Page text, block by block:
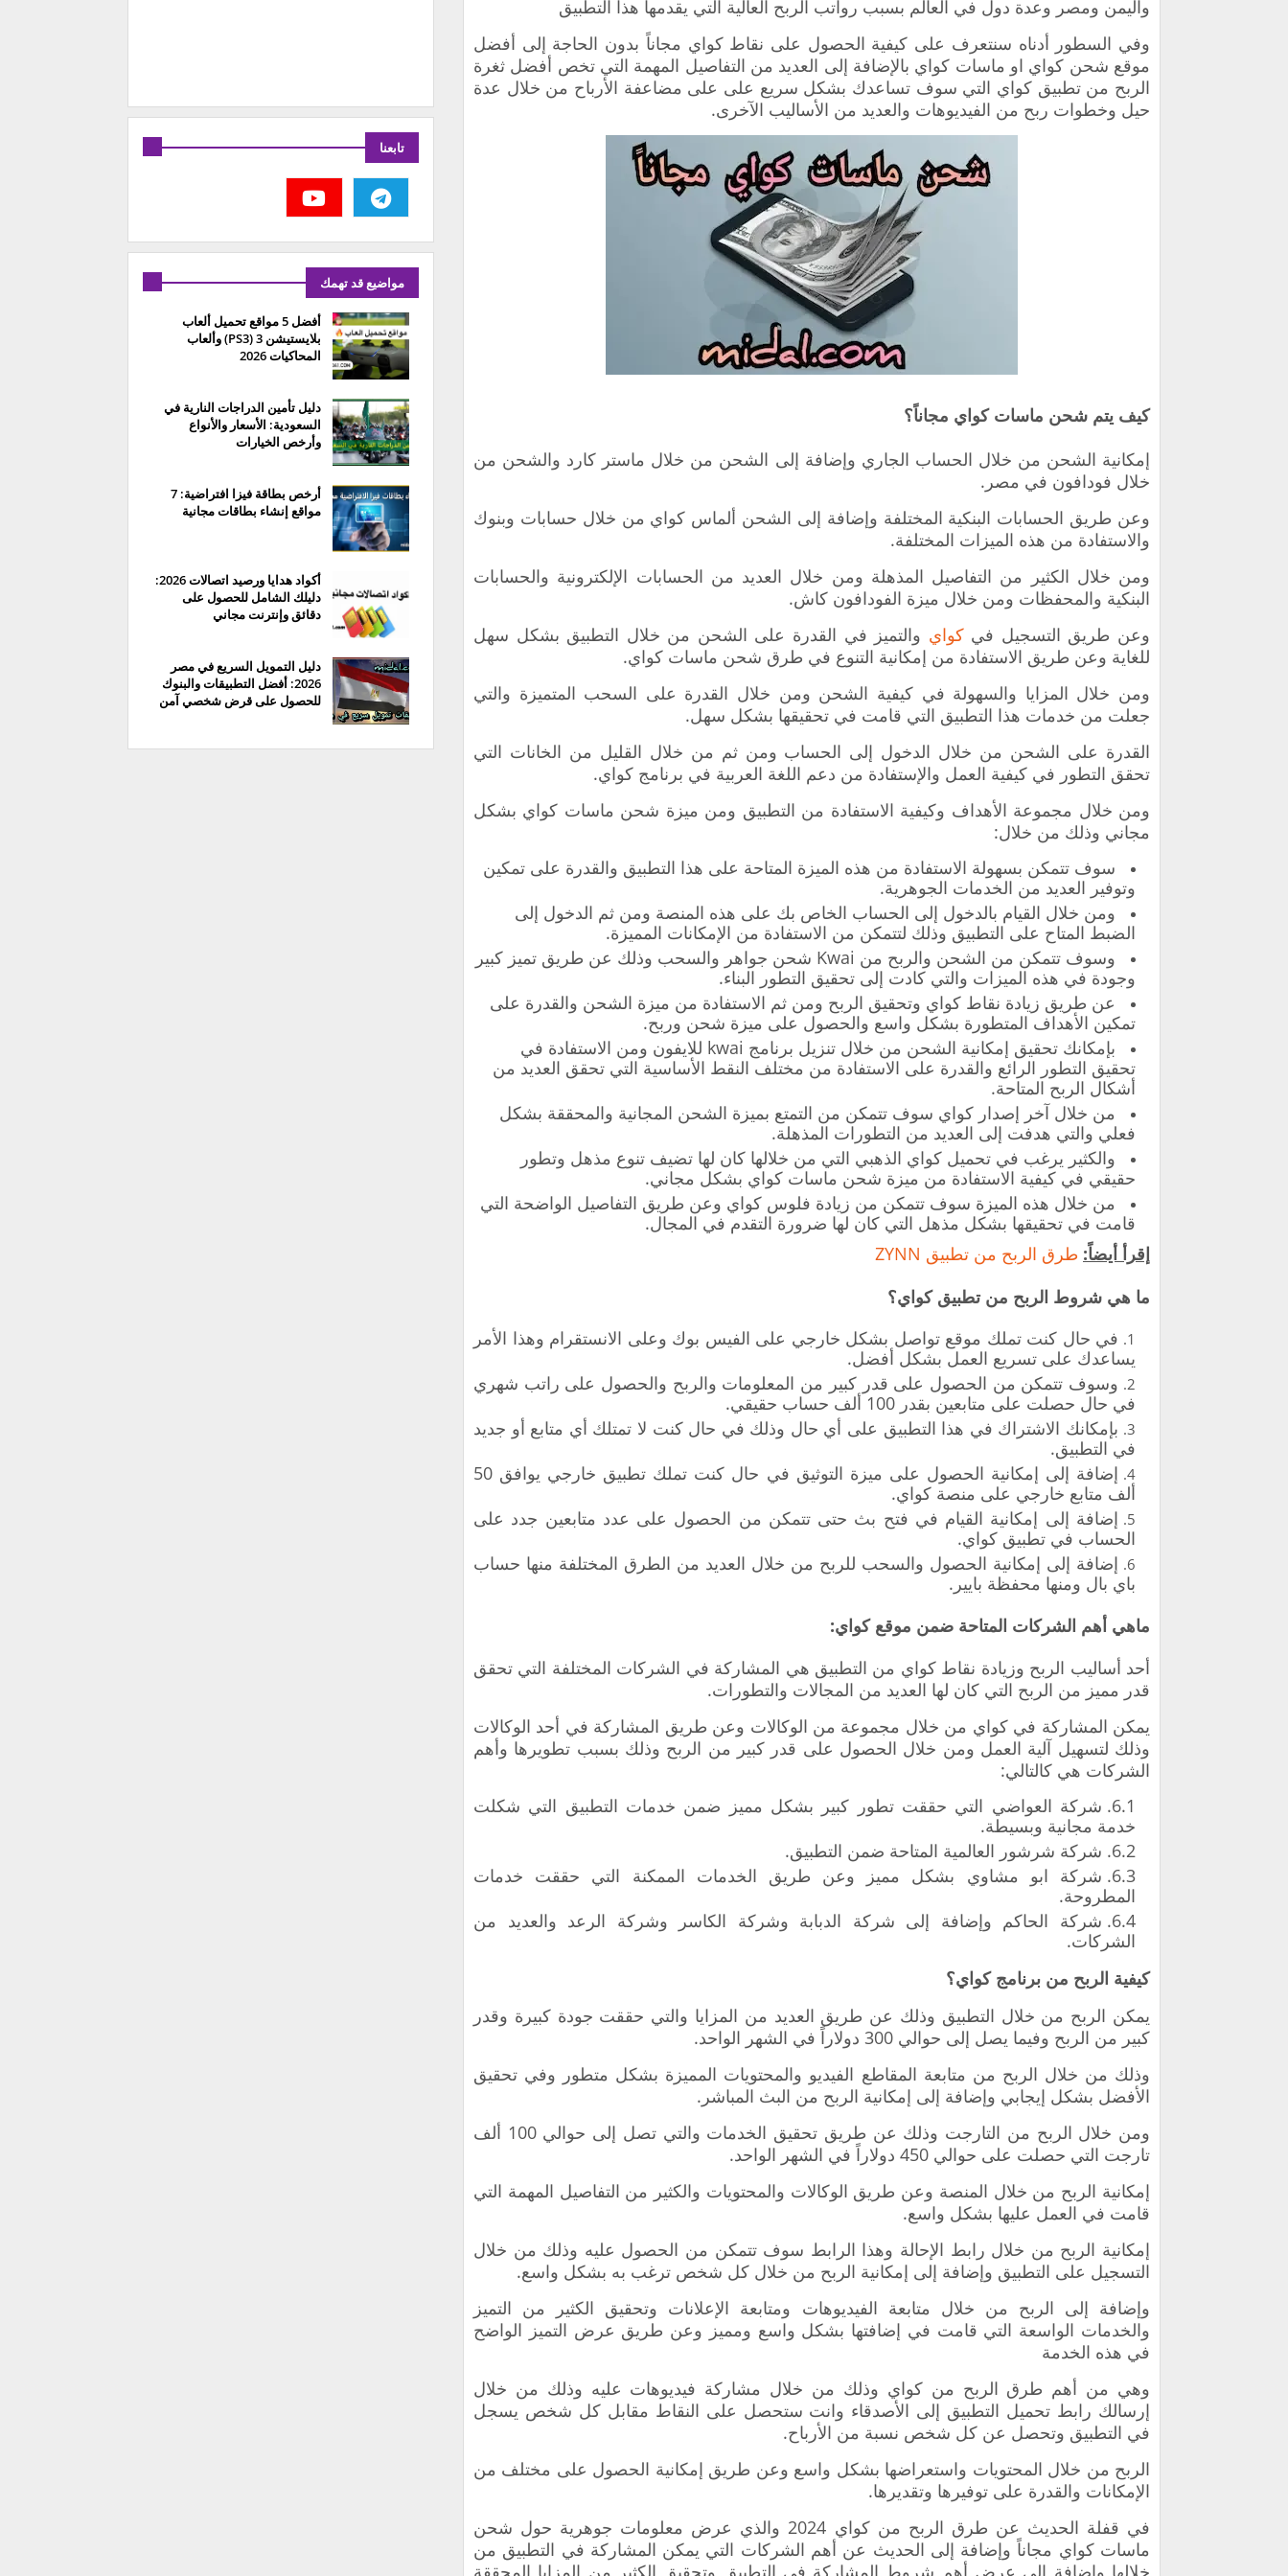
واليمن ومصر وعدة دول في العالم بسبب رواتب الربح العالية التي يقدمها هذا التطبيق
وفي السطور أدناه سنتعرف على كيفية الحصول على نقاط كواي مجاناً بدون الحاجة إلى أفضل
موقع شحن كواي او ماسات كواي بالإضافة إلى العديد من التفاصيل المهمة التي تخص أفضل ثغرة
الربح من تطبيق كواي التي سوف تساعدك بشكل سريع على على مضاعفة الأرباح من خلال عدة
حيل وخطوات ربح من الفيديوهات والعديد من الأساليب الآخرى.
كيف يتم شحن ماسات كواي مجاناً؟
إمكانية الشحن من خلال الحساب الجاري وإضافة إلى الشحن من خلال ماستر كارد والشحن من
خلال فودافون في مصر.
وعن طريق الحسابات البنكية المختلفة وإضافة إلى الشحن ألماس كواي من خلال حسابات وبنوك
والاستفادة من هذه الميزات المختلفة.
ومن خلال الكثير من التفاصيل المذهلة ومن خلال العديد من الحسابات الإلكترونية والحسابات
البنكية والمحفظات ومن خلال ميزة الفودافون كاش.
وعن طريق التسجيل فيكواي والتميز في القدرة على الشحن من خلال التطبيق بشكل سهل
للغاية وعن طريق الاستفادة من إمكانية التنوع في طرق شحن ماسات كواي.
ومن خلال المزايا والسهولة في كيفية الشحن ومن خلال القدرة على السحب المتميزة والتي
جعلت من خدمات هذا التطبيق التي قامت في تحقيقها بشكل سهل.
القدرة على الشحن من خلال الدخول إلى الحساب ومن ثم من خلال القليل من الخانات التي
تحقق التطور في كيفية العمل والإستفادة من دعم اللغة العربية في برنامج كواي.
ومن خلال مجموعة الأهداف وكيفية الاستفادة من التطبيق ومن ميزة شحن ماسات كواي بشكل
مجاني وذلك من خلال:
سوف تتمكن بسهولة الاستفادة من هذه الميزة المتاحة على هذا التطبيق والقدرة على تمكين
وتوفير العديد من الخدمات الجوهرية.
ومن خلال القيام بالدخول إلى الحساب الخاص بك على هذه المنصة ومن ثم الدخول إلى
الضبط المتاح على التطبيق وذلك لتتمكن من الاستفادة من الإمكانات المميزة.
وسوف تتمكن من الشحن والربح من Kwai شحن جواهر والسحب وذلك عن طريق تميز كبير
وجودة في هذه الميزات والتي كادت إلى تحقيق التطور البناء.
عن طريق زيادة نقاط كواي وتحقيق الربح ومن ثم الاستفادة من ميزة الشحن والقدرة على
تمكين الأهداف المتطورة بشكل واسع والحصول على ميزة شحن وربح.
بإمكانك تحقيق إمكانية الشحن من خلال تنزيل برنامج kwai للايفون ومن الاستفادة في
تحقيق التطور الرائع والقدرة على الاستفادة من مختلف النقط الأساسية التي تحقق العديد من
أشكال الربح المتاحة.
من خلال آخر إصدار كواي سوف تتمكن من التمتع بميزة الشحن المجانية والمحققة بشكل
فعلي والتي هدفت إلى العديد من التطورات المذهلة.
والكثير يرغب في تحميل كواي الذهبي التي من خلالها كان لها تضيف تنوع مذهل وتطور
حقيقي في كيفية الاستفادة من ميزة شحن ماسات كواي بشكل مجاني.
من خلال هذه الميزة سوف تتمكن من زيادة فلوس كواي وعن طريق التفاصيل الواضحة التي
قامت في تحقيقها بشكل مذهل التي كان لها ضرورة التقدم في المجال.
إقرأ أيضاً: طرق الربح من تطبيق ZYNN
ما هي شروط الربح من تطبيق كواي؟
في حال كنت تملك موقع تواصل بشكل خارجي على الفيس بوك وعلى الانستقرام وهذا الأمر
يساعدك على تسريع العمل بشكل أفضل.
وسوف تتمكن من الحصول على قدر كبير من المعلومات والربح والحصول على راتب شهري
في حال حصلت على متابعين بقدر 100 ألف حساب حقيقي.
بإمكانك الاشتراك في هذا التطبيق على أي حال وذلك في حال كنت لا تمتلك أي متابع أو جديد
في التطبيق.
إضافة إلى إمكانية الحصول على ميزة التوثيق في حال كنت تملك تطبيق خارجي يوافق 50
ألف متابع خارجي على منصة كواي.
إضافة إلى إمكانية القيام في فتح بث حتى تتمكن من الحصول على عدد متابعين جدد على
الحساب في تطبيق كواي.
إضافة إلى إمكانية الحصول والسحب للربح من خلال العديد من الطرق المختلفة منها حساب
باي بال ومنها محفظة بايير.
ماهي أهم الشركات المتاحة ضمن موقع كواي:
أحد أساليب الربح وزيادة نقاط كواي من التطبيق هي المشاركة في الشركات المختلفة التي تحقق
قدر مميز من الربح التي كان لها العديد من المجالات والتطورات.
يمكن المشاركة في كواي من خلال مجموعة من الوكالات وعن طريق المشاركة في أحد الوكالات
وذلك لتسهيل آلية العمل ومن خلال الحصول على قدر كبير من الربح وذلك بسبب تطويرها وأهم
الشركات هي كالتالي:
شركة العواضي التي حققت تطور كبير بشكل مميز ضمن خدمات التطبيق التي شكلت
خدمة مجانية وبسيطة.
شركة شرشور العالمية المتاحة ضمن التطبيق.
شركة ابو مشاوي بشكل مميز وعن طريق الخدمات الممكنة التي حققت خدمات
المطروحة.
شركة الحاكم وإضافة إلى شركة الدبابة وشركة الكاسر وشركة الرعد والعديد من
الشركات.
كيفية الربح من برنامج كواي؟
يمكن الربح من خلال التطبيق وذلك عن طريق العديد من المزايا والتي حققت جودة كبيرة وقدر
كبير من الربح وفيما يصل إلى حوالي 300 دولاراً في الشهر الواحد.
وذلك من خلال الربح من متابعة المقاطع الفيديو والمحتويات المميزة بشكل متطور وفي تحقيق
الأفضل بشكل إيجابي وإضافة إلى إمكانية الربح من البث المباشر.
ومن خلال الربح من التارجت وذلك عن طريق تحقيق الخدمات والتي تصل إلى حوالي 100 ألف
تارجت التي حصلت على حوالي 450 دولاراً في الشهر الواحد.
إمكانية الربح من خلال المنصة وعن طريق الوكالات والمحتويات والكثير من التفاصيل المهمة التي
قامت في العمل عليها بشكل واسع.
إمكانية الربح من خلال رابط الإحالة وهذا الرابط سوف تتمكن من الحصول عليه وذلك من خلال
التسجيل على التطبيق وإضافة إلى إمكانية الربح من خلال كل شخص ترغب به بشكل واسع.
وإضافة إلى الربح من خلال متابعة الفيديوهات ومتابعة الإعلانات وتحقيق الكثير من التميز
والخدمات الواسعة التي قامت في إضافتها بشكل واسع ومميز وعن طريق عرض التميز الواضح
في هذه الخدمة
وهي من أهم طرق الربح من كواي وذلك من خلال مشاركة فيديوهات عليه وذلك من خلال
إرسالك رابط تحميل التطبيق إلى الأصدقاء وانت ستحصل على النقاط مقابل كل شخص يسجل
في التطبيق وتحصل عن كل شخص نسبة من الأرباح.
الربح من خلال المحتويات واستعراضها بشكل واسع وعن طريق إمكانية الحصول على مختلف من
الإمكانات والقدرة على توفيرها وتقديرها.
في قفلة الحديث عن طرق الربح من كواي 2024 والذي عرض معلومات جوهرية حول شحن
ماسات كواي مجاناً وإضافة إلى الحديث عن أهم الشركات التي يمكن المشاركة في التطبيق من
خلالها وإضافة إلى عرض أهم شروط المشاركة في التطبيق وتحقيق الكثير من المزايا المحققة
تابعنا
مواضيع قد تهمك
أفضل 5 مواقع تحميل ألعاب
بلايستيشن 3 (PS3) وألعاب
المحاكيات 2026
دليل تأمين الدراجات النارية في
السعودية: الأسعار والأنواع
وأرخص الخيارات
أرخص بطاقة فيزا افتراضية: 7
مواقع إنشاء بطاقات مجانية
أكواد هدايا ورصيد اتصالات 2026:
دليلك الشامل للحصول على
دقائق وإنترنت مجاني
دليل التمويل السريع في مصر
2026: أفضل التطبيقات والبنوك
للحصول على قرض شخصي آمن